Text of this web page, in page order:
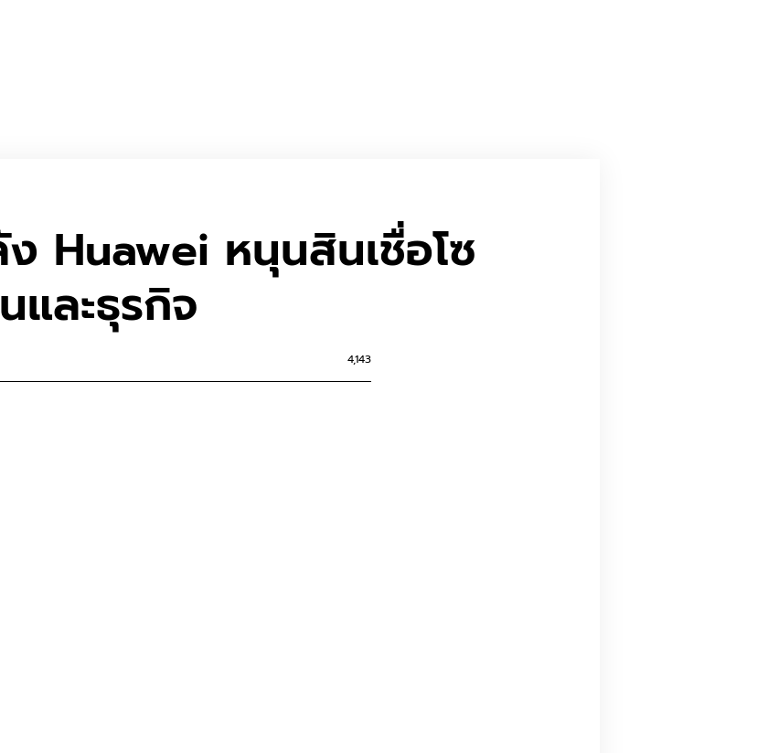
Huawei หนุนสินเชื่อโซ
และธุรกิจ
4,143